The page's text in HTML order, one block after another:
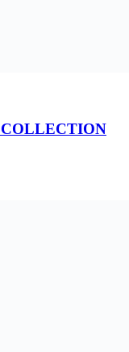
COLLECTION